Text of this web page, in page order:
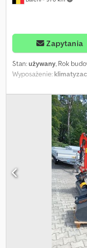
Zapytania
Stan:używany, Rok
Wyposażenie:
Łyżka do plantowania -
podsiębierna = Dalsze
Dwjdezrgtxepfx Abgoa
informacji, skontaktuj